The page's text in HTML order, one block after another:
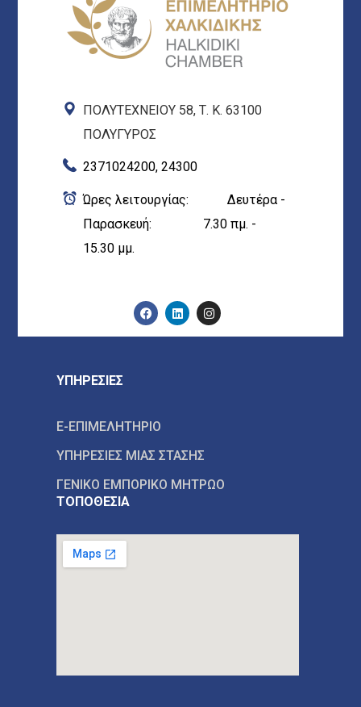
ΠΟΛΥΤΕΧΝΕΙΟΥ 58, Τ. Κ. 63100
ΠΟΛΥΓΥΡΟΣ
2371024200, 24300
Ώρες λειτουργίας: Δευτέρα -
Παρασκευή: 7.30 πμ. -
15.30 μμ.
ΥΠΗΡΕΣΙΕΣ
E-ΕΠΙΜΕΛΗΤΗΡΙΟ
ΥΠΗΡΕΣΙΕΣ ΜΙΑΣ ΣΤΑΣΗΣ
ΓΕΝΙΚΟ ΕΜΠΟΡΙΚΟ ΜΗΤΡΩΟ
ΤΟΠΟΘΕΣΙΑ